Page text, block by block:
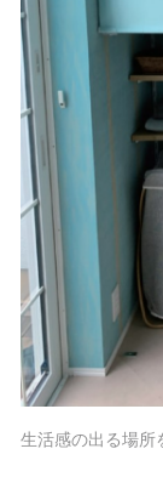
生活感の出る場所